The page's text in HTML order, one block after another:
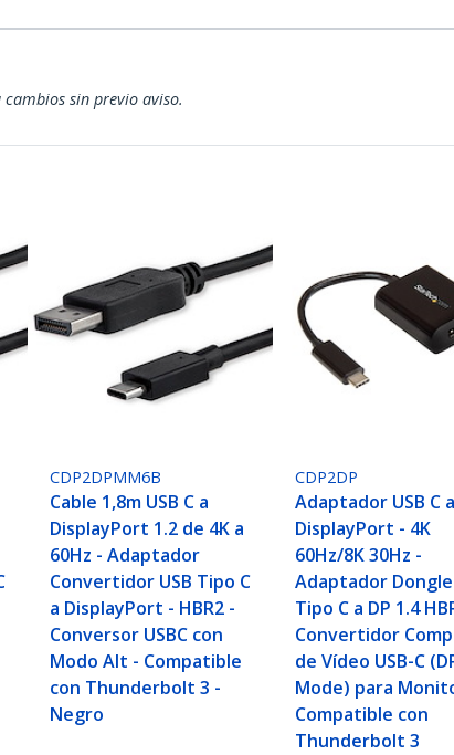
sin previo aviso.
CDP2DPMM6B
Cable 1,8m USB C a
DisplayPort 1.2 de 4K a
60Hz - Adaptador
Convertidor USB Tipo C
a DisplayPort - HBR2 -
Conversor USBC con
Modo Alt - Compatible
con Thunderbolt 3 -
Negro
CDP2DP
Adaptador USB C a
DisplayPort - 4K
60Hz/8K 30Hz -
Adaptador Dongle
Tipo C a DP 1.4
Convertidor
de Vídeo USB-C
Mode) para
Compatible con
Thunderbolt 3